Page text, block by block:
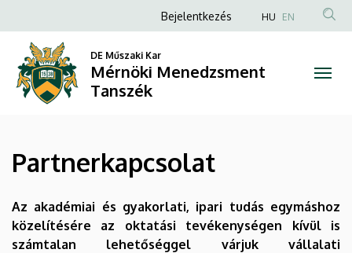
Partnerkapcsolat
Mérnöki
Menedzsment
a
tartalomra
Anonim
fiók
menüje
Bejelentkezés HU EN
DE Műszaki Kar
Mérnöki Menedzsment
Tanszék
Partnerkapcsolat
Az akadémiai és gyakorlati, ipari tudás egymáshoz
közelítésére az oktatási tevékenységen kívül is
számtalan lehetőséggel várjuk vállalati